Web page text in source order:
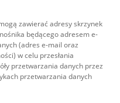
zawierać adresy skrzynek
będącego adresem e-
(adres e-mail oraz
w celu przesłania
przetwarzania danych przez
przetwarzania danych